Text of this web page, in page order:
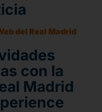
del Real Madrid
con la
Madrid